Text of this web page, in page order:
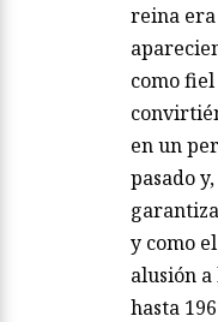
reina era
como
en un
pasado
y como
alusión
hasta